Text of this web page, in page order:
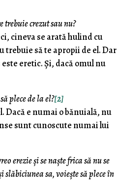
crezut sau nu?
cineva se arată hulind cu
trebuie să te apropii de el. Dar
eretic. Şi, dacă omul nu
plece de la el?[2]
Dacă e numai o bănuială, nu
sunt cunoscute numai lui
erezie şi se naşte frica să nu se
slăbiciunea sa, voieşte să plece în